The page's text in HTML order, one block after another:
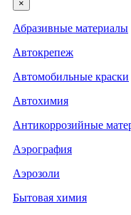
×
Абразивные материалы
Автокрепеж
Автомобильные краски
Автохимия
Антикоррозийные
Аэрография
Аэрозоли
Бытовая химия